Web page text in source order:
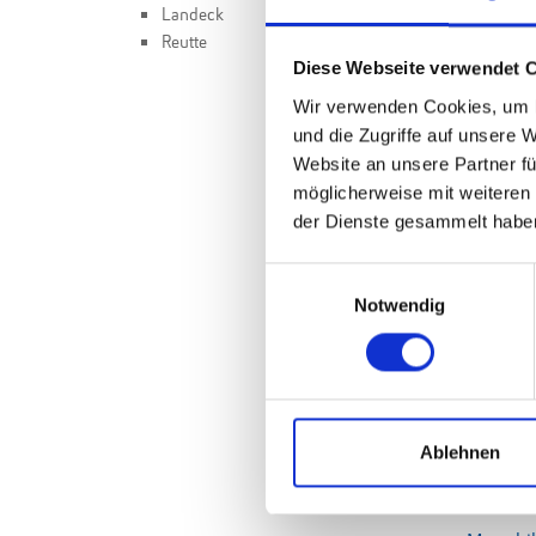
Diese Webseite verwendet
Wir verwenden Cookies,
und die Zugriffe auf unsere
Website an unsere Partner
möglicherweise mit
der Dienste gesammelt
Notwendig
Ablehnen
Landeck
Reutte
bleiben
02. Juli
Steiner:
im
Regierung